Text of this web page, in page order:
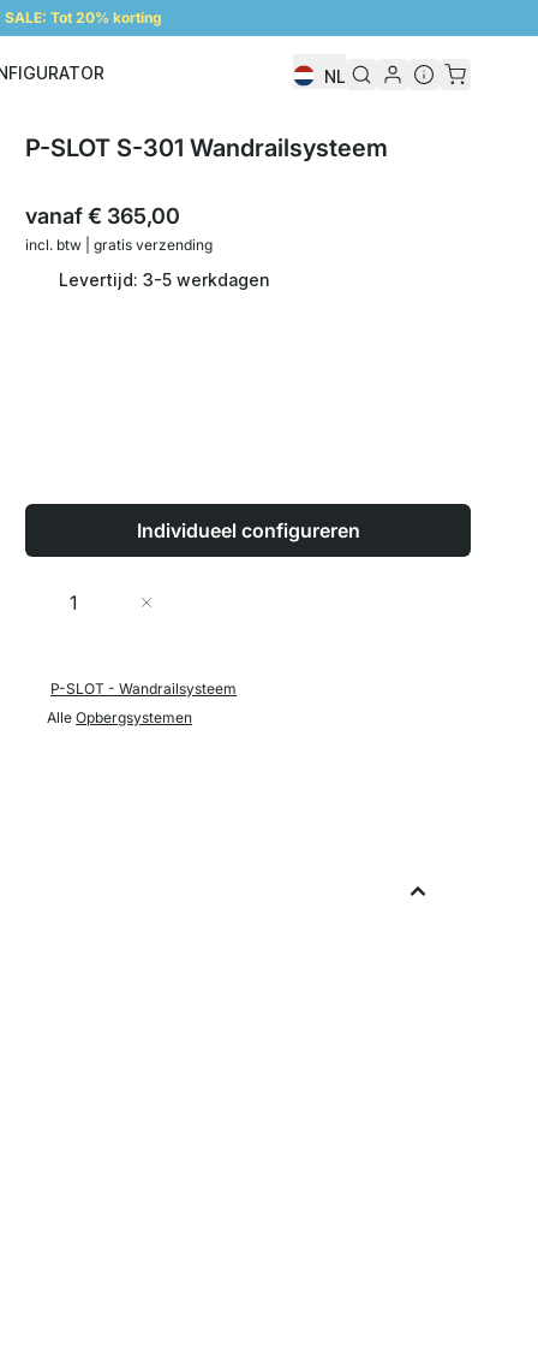
SALE: Tot 20% korting
NL
P-SLOT S-301 Wandrailsysteem
vanaf€ 365,00
incl. btw | gratis verzending
Levertijd: 3-5 werkdagen
Individueel configureren
Aantal
P-SLOT - Wandrailsysteem
AlleOpbergsystemen